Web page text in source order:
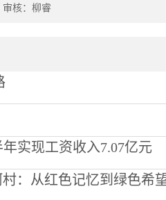
核：柳睿
实现工资收入7.07亿元
：从红色记忆到绿色希